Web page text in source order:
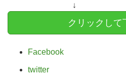
↓
クリックして
Facebook
twitter